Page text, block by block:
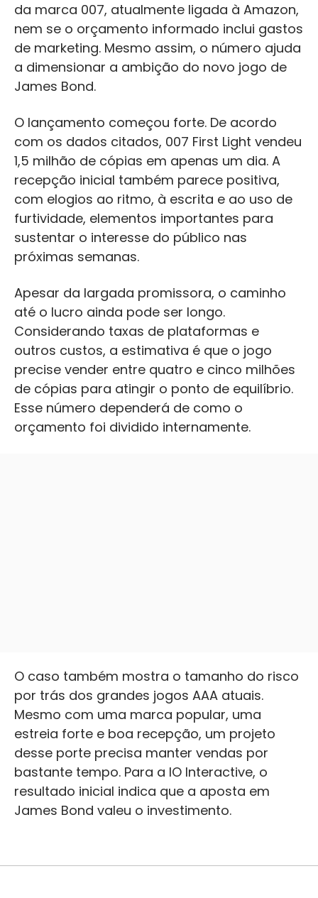
da marca 007, atualmente ligada à Amazon,
nem se o orçamento informado inclui gastos
de marketing. Mesmo assim, o número ajuda
a dimensionar a ambição do novo jogo de
James Bond.
O lançamento começou forte. De acordo
com os dados citados, 007 First Light vendeu
1,5 milhão de cópias em apenas um dia. A
recepção inicial também parece positiva,
com elogios ao ritmo, à escrita e ao uso de
furtividade, elementos importantes para
sustentar o interesse do público nas
próximas semanas.
Apesar da largada promissora, o caminho
até o lucro ainda pode ser longo.
Considerando taxas de plataformas e
outros custos, a estimativa é que o jogo
precise vender entre quatro e cinco milhões
de cópias para atingir o ponto de equilíbrio.
Esse número dependerá de como o
orçamento foi dividido internamente.
O caso também mostra o tamanho do risco
por trás dos grandes jogos AAA atuais.
Mesmo com uma marca popular, uma
estreia forte e boa recepção, um projeto
desse porte precisa manter vendas por
bastante tempo. Para a IO Interactive, o
resultado inicial indica que a aposta em
James Bond valeu o investimento.